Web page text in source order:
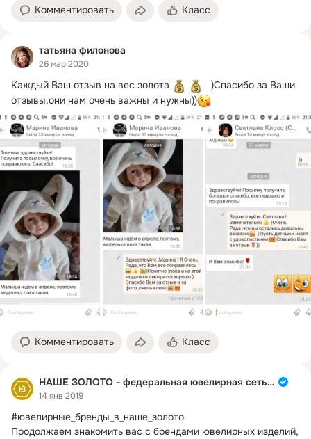
Комментировать Класс
татьяна филонова
26 мар 2020
Каждый Ваш отзыв на вес золота
)Спасибо за Ваши
отзывы,они нам очень важны и нужны))
Комментировать Класс
НАШЕ ЗОЛОТО - федеральная ювелирная сеть России
14 янв 2019
#ювелирные_бренды_в_наше_золото
Продолжаем знакомить вас с брендами ювелирных изделий,